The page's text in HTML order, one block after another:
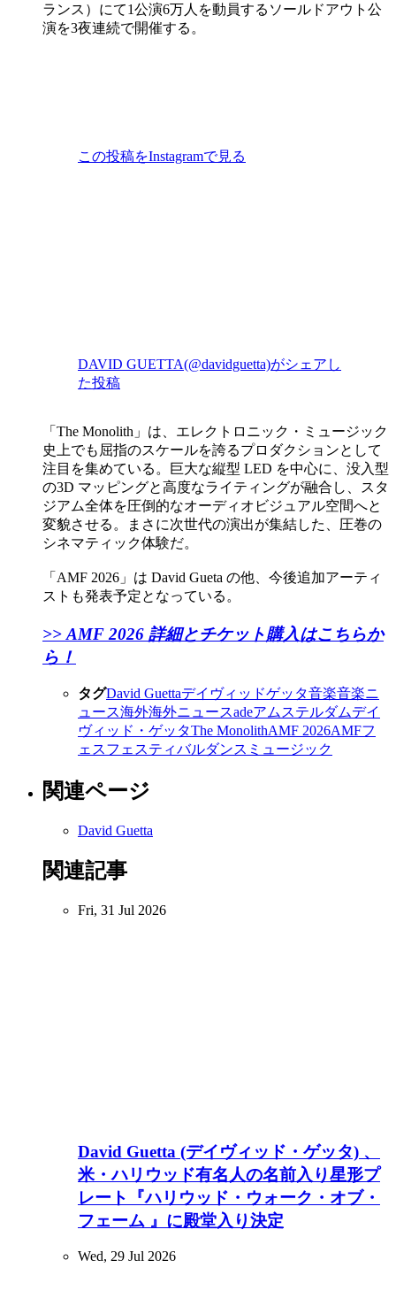
ランス）にて1公演6万人を動員するソールドアウト公
演を3夜連続で開催する。
この投稿をInstagramで見る
DAVID GUETTA(@davidguetta)がシェアし
た投稿
「The Monolith」は、エレクトロニック・ミュージック
史上でも屈指のスケールを誇るプロダクションとして
注目を集めている。巨大な縦型 LED を中心に、没入型
の3D マッピングと高度なライティングが融合し、スタ
ジアム全体を圧倒的なオーディオビジュアル空間へと
変貌させる。まさに次世代の演出が集結した、圧巻の
シネマティック体験だ。
「AMF 2026」は David Gueta の他、今後追加アーティ
ストも発表予定となっている。
>> ​AMF 2026 詳細とチケット購入はこちらか
ら！
タグDavid Guettaデイヴィッドゲッタ音楽音楽ニ
ュース海外海外ニュースadeアムステルダムデイ
ヴィッド・ゲッタThe MonolithAMF 2026AMFフ
ェスフェスティバルダンスミュージック
関連ページ
David Guetta
関連記事
Fri, 31 Jul 2026
David Guetta (デイヴィッド・ゲッタ) 、
米・ハリウッド有名人の名前入り星形プ
レート『ハリウッド・ウォーク・オブ・
フェーム 』に殿堂入り決定
Wed, 29 Jul 2026